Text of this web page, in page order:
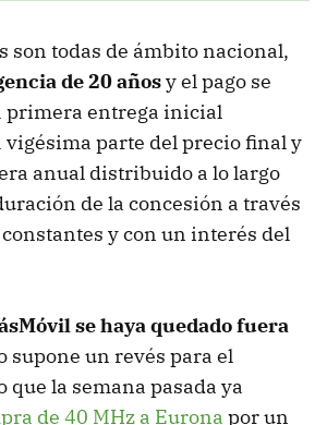
son todas de ámbito nacional,
de 20 añosy el pago se
primera entrega inicial
vigésima parte del precio final y
anual distribuido a lo largo
de la concesión a través
y con un interés del
se haya quedado fuera
supone un revés para el
que la semana pasada ya
de 40 MHz a Eurona por un